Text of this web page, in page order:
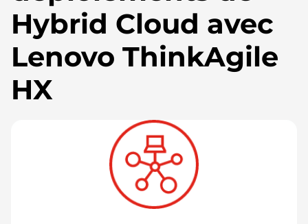
Hybrid Cloud avec
Lenovo ThinkAgile
HX